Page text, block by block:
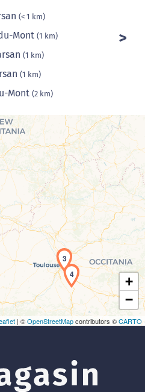
(< 1 km)
Mont (1 km)
(1 km)
(1 km)
Mont (2 km)
de la carte en cours...
3
4
+
−
| ©OpenStreetMapcontributors ©CARTO